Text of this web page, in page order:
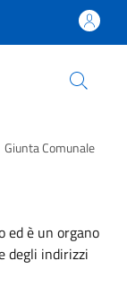
Giunta Comunale
ed è un organo
degli indirizzi